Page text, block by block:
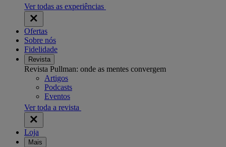
Ver todas as experiências
Ofertas
Sobre nós
Fidelidade
Revista
Revista Pullman: onde as mentes convergem
Artigos
Podcasts
Eventos
Ver toda a revista
Loja
Mais